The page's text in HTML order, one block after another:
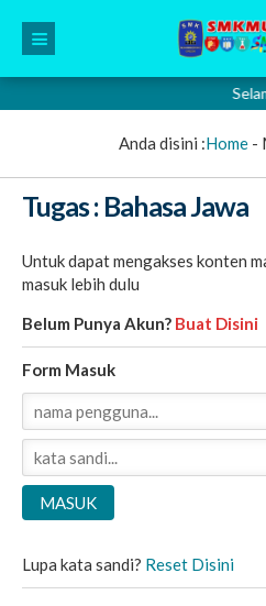
Anda disini :Home -
Tugas : Bahasa Jawa
Untuk dapat mengakses konten
masuk lebih dulu
Belum Punya Akun? Buat Disini
Form Masuk
Lupa kata sandi? Reset Disini